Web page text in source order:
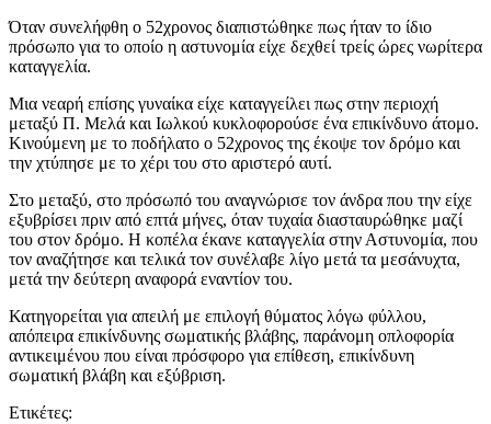
Όταν συνελήφθη ο 52χρονος διαπιστώθηκε πως ήταν το ίδιο
πρόσωπο για το οποίο η αστυνομία είχε δεχθεί τρείς ώρες νωρίτερα
καταγγελία.
Μια νεαρή επίσης γυναίκα είχε καταγγείλει πως στην περιοχή
μεταξύ Π. Μελά και Ιωλκού κυκλοφορούσε ένα επικίνδυνο άτομο.
Κινούμενη με το ποδήλατο ο 52χρονος της έκοψε τον δρόμο και
την χτύπησε με το χέρι του στο αριστερό αυτί.
Στο μεταξύ, στο πρόσωπό του αναγνώρισε τον άνδρα που την είχε
εξυβρίσει πριν από επτά μήνες, όταν τυχαία διασταυρώθηκε μαζί
του στον δρόμο. Η κοπέλα έκανε καταγγελία στην Αστυνομία, που
τον αναζήτησε και τελικά τον συνέλαβε λίγο μετά τα μεσάνυχτα,
μετά την δεύτερη αναφορά εναντίον του.
Κατηγορείται για απειλή με επιλογή θύματος λόγω φύλλου,
απόπειρα επικίνδυνης σωματικής βλάβης, παράνομη οπλοφορία
αντικειμένου που είναι πρόσφορο για επίθεση, επικίνδυνη
σωματική βλάβη και εξύβριση.
Ετικέτες: